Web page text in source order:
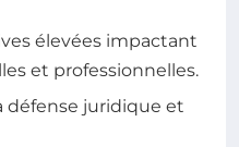
élevées impactant
et professionnelles.
défense juridique et